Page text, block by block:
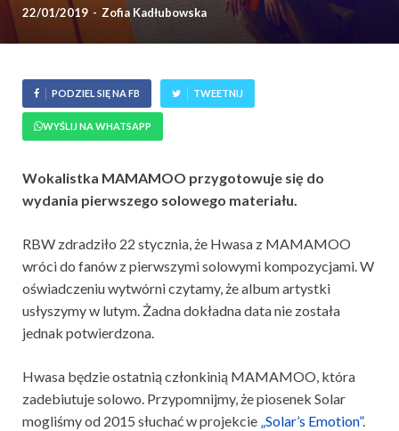
22/01/2019 - Zofia Kadłubowska
PODZIEL SIĘ NA FB TWEETNIJ
WYŚLIJ NA WHATSAPP
Wokalistka MAMAMOO przygotowuje się do
wydania pierwszego solowego materiału.
RBW zdradziło 22 stycznia, że Hwasa z MAMAMOO
wróci do fanów z pierwszymi solowymi kompozycjami. W
oświadczeniu wytwórni czytamy, że album artystki
usłyszymy w lutym. Żadna dokładna data nie została
jednak potwierdzona.
Hwasa będzie ostatnią członkinią MAMAMOO, która
zadebiutuje solowo. Przypomnijmy, że piosenek Solar
mogliśmy od 2015 słuchać w projekcie „Solar’s Emotion”.